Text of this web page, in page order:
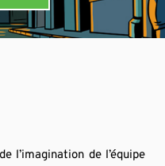
l’imagination de l’équipe